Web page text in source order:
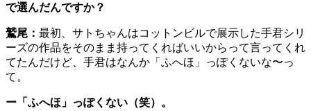
で選んだんですか？
鷲尾： 最初、サトちゃんはコットンビルで展示した手君シリ
ーズの作品をそのまま持ってくればいいからって言ってくれ
てたんだけど、手君はなんか「ふへほ」っぽくないな〜っ
て。
ー「ふへほ」っぽくない（笑）。